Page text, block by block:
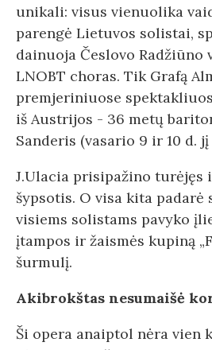
unikali: visus vienuolika
parengė Lietuvos solistai,
dainuoja Česlovo Radžiūno
LNOBT choras. Tik Grafą
premjeriniuose
iš Austrijos - 36 metų
Sanderis (vasario 9 ir 10 d.
J.Ulacia prisipažino turėjęs
šypsotis. O visa kita padarė
visiems solistams pavyko
įtampos ir žaismės kupiną
šurmulį.
Akibrokštas nesumaišė
Ši opera anaiptol nėra vien